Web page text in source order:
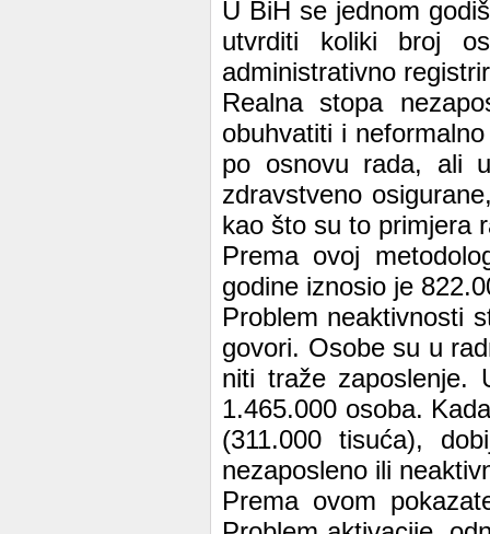
U BiH se jednom
utvrditi koliki broj
administrativno
Realna stopa
obuhvatiti i
po osnovu rada, ali
zdravstveno
kao što su to primjera
Prema ovoj
godine iznosio je
Problem neaktivnosti
govori. Osobe su u
niti traže zaposlenje.
1.465.000 osoba.
(311.000 tisuća),
nezaposleno ili
Prema ovom